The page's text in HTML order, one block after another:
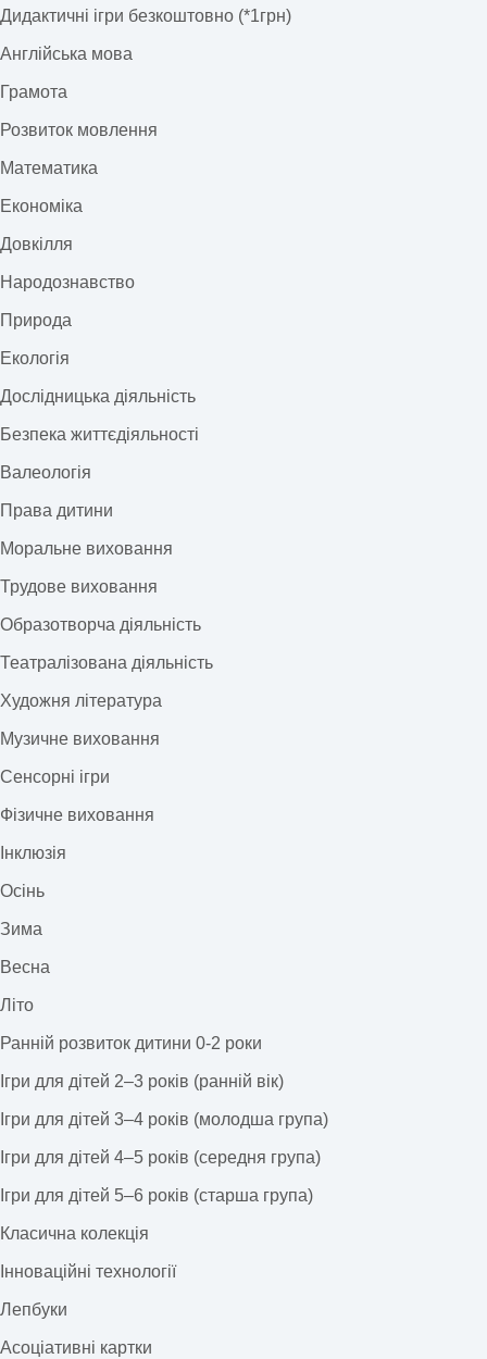
Дидактичні ігри безкоштовно (*1грн)
Англійська мова
Грамота
Розвиток мовлення
Математика
Економіка
Довкілля
Народознавство
Природа
Екологія
Дослідницька діяльність
Безпека життєдіяльності
Валеологія
Права дитини
Моральне виховання
Трудове виховання
Образотворча діяльність
Театралізована діяльність
Художня література
Музичне виховання
Сенсорні ігри
Фізичне виховання
Інклюзія
Осінь
Зима
Весна
Літо
Ранній розвиток дитини 0-2 роки
Ігри для дітей 2–3 років (ранній вік)
Ігри для дітей 3–4 років (молодша група)
Ігри для дітей 4–5 років (середня група)
Ігри для дітей 5–6 років (старша група)
Класична колекція
Інноваційні технології
Лепбуки
Асоціативні картки